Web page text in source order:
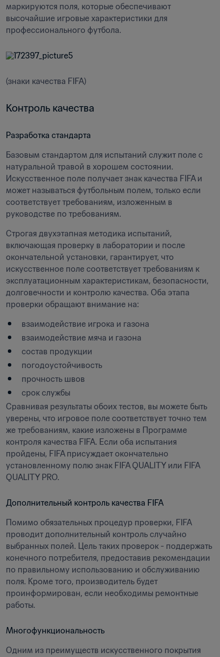
маркируются поля, которые обеспечивают
высочайшие игровые характеристики для
профессионального футбола.
(знаки качества FIFA)
Контроль качества
Разработка стандарта
Базовым стандартом для испытаний служит поле с
натуральной травой в хорошем состоянии.
Искусственное поле получает знак качества FIFA и
может называться футбольным полем, только если
соответствует требованиям, изложенным в
руководстве по требованиям.
Строгая двухэтапная методика испытаний,
включающая проверку в лаборатории и после
окончательной установки, гарантирует, что
искусственное поле соответствует требованиям к
эксплуатационным характеристикам, безопасности,
долговечности и контролю качества. Оба этапа
проверки обращают внимание на:
взаимодействие игрока и газона
взаимодействие мяча и газона
состав продукции
погодоустойчивость
прочность швов
срок службы
Сравнивая результаты обоих тестов, вы можете быть
уверены, что игровое поле соответствует точно тем
же требованиям, какие изложены в Программе
контроля качества FIFA. Если оба испытания
пройдены, FIFA присуждает окончательно
установленному полю знак FIFA QUALITY или FIFA
QUALITY PRO.
Дополнительный контроль качества FIFA
Помимо обязательных процедур проверки, FIFA
проводит дополнительный контроль случайно
выбранных полей. Цель таких проверок - поддержать
конечного потребителя, предоставив рекомендации
по правильному использованию и обслуживанию
поля. Кроме того, производитель будет
проинформирован, если необходимы ремонтные
работы.
Многофункциональность
Одним из преимуществ искусственного покрытия